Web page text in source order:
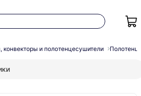
конвекторы и полотенцесушители